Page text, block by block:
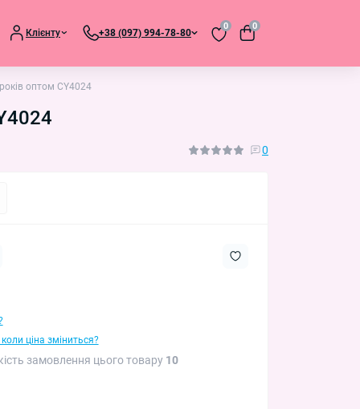
Клієнту +38 (097) 994-78-80
0 0
оптом CY4024
0
ціна зміниться?
замовлення цього товару 10